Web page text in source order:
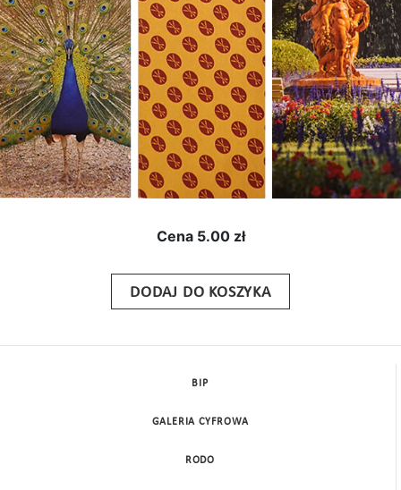
Cena 5.00 zł
DODAJ DO KOSZYKA
BIP
GALERIA CYFROWA
RODO